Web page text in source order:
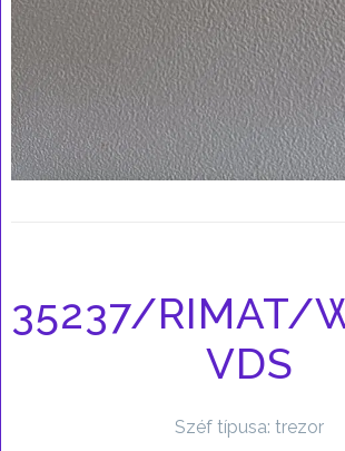
35237/RIMAT/
VDS
Széf típusa: trezor